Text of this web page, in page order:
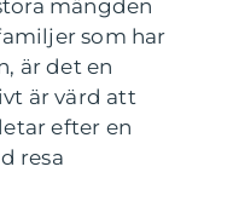
mängden
som har
är det en
är värd att
efter en
resa